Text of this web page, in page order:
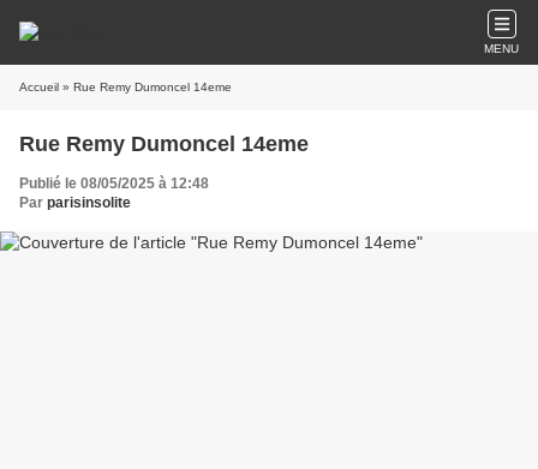
MENU
Accueil » Rue Remy Dumoncel 14eme
Rue Remy Dumoncel 14eme
Publié le 08/05/2025 à 12:48
Par parisinsolite